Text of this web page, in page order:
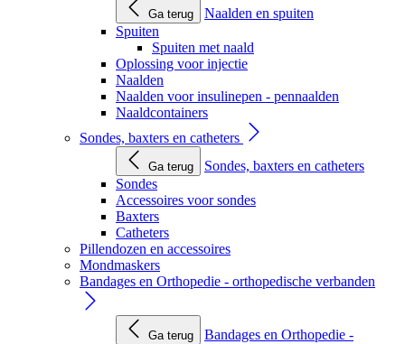
Ga terug
Naalden en spuiten
Spuiten
Spuiten met naald
Oplossing voor injectie
Naalden
Naalden voor insulinepen - pennaalden
Naaldcontainers
Sondes, baxters en catheters
Ga terug
Sondes, baxters en catheters
Sondes
Accessoires voor sondes
Baxters
Catheters
Pillendozen en accessoires
Mondmaskers
Bandages en Orthopedie - orthopedische verbanden
Ga terug
Bandages en Orthopedie -